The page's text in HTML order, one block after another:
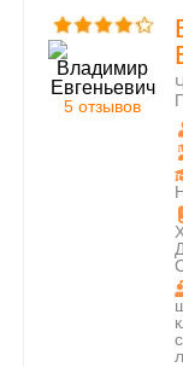
5 отзывов